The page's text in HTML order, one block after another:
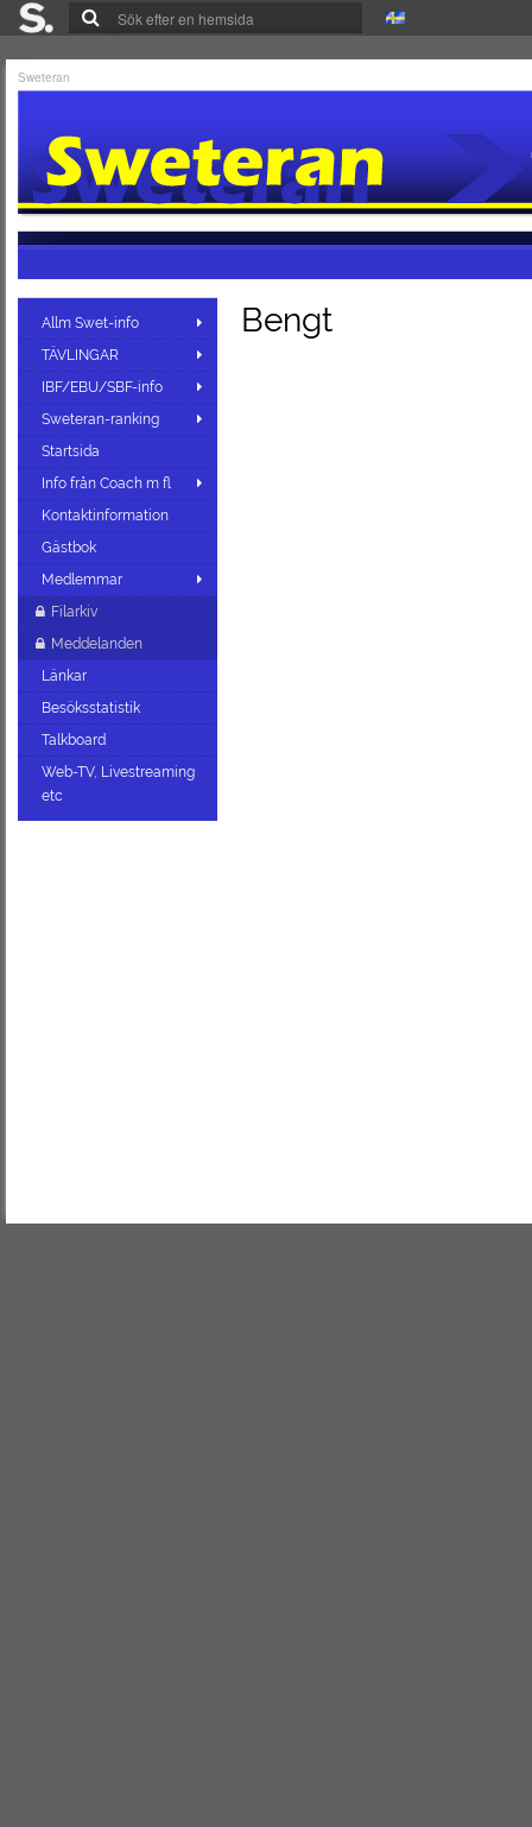
Sweteran
Allm Swet-info
TÄVLINGAR
IBF/EBU/SBF-info
Sweteran-ranking
Startsida
Info från Coach m fl
Kontaktinformation
Gästbok
Medlemmar
Filarkiv
Meddelanden
Länkar
Besöksstatistik
Talkboard
Web-TV, Livestreaming
etc
Bengt